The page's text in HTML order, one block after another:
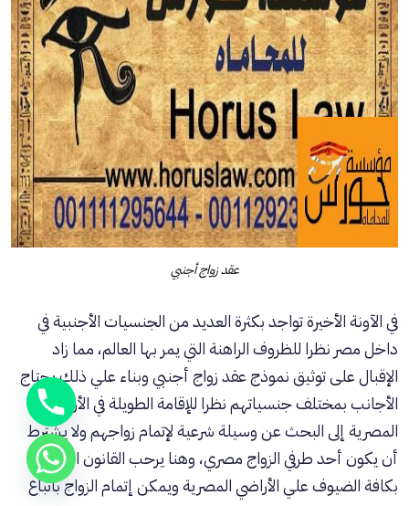
عقد زواج أجنبي
في الآونة الأخيرة تواجد بكثرة العديد من الجنسيات الأجنبية في
داخل مصر نظرا للظروف الراهنة التي يمر بها العالم، مما زاد
الإقبال على توثيق نموذج عقد زواج أجنبي وبناء علي ذلك يحتاج
الأجانب بمختلف جنسياتهم نظرا للإقامة الطويلة في الأراضي
المصرية إلى البحث عن وسيلة شرعية لإتمام زواجهم ولا يشترط
أن يكون أحد طرفي الزواج مصري، وهنا يرحب القانون المصري
بكافة الضيوف علي الأراضي المصرية ويمكن إتمام الزواج باتباع